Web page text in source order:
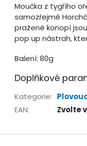
Moučka z tygřího
samozřejmě
pražené konopí
pop up nástrah,
Balení: 80g
Doplňkové
Kategorie:
EAN: Zvolte
Z